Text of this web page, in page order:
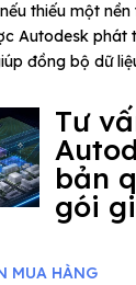
thiếu một
Autodesk phát
đồng bộ dữ
Tư
bản
gói
MUA HÀNG